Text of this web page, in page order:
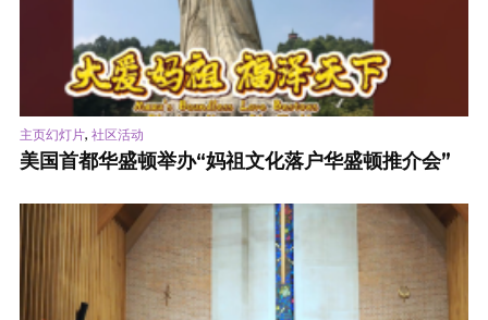
主页幻灯片, 社区活动
美国首都华盛顿举办“妈祖文化落户华盛顿推介会”